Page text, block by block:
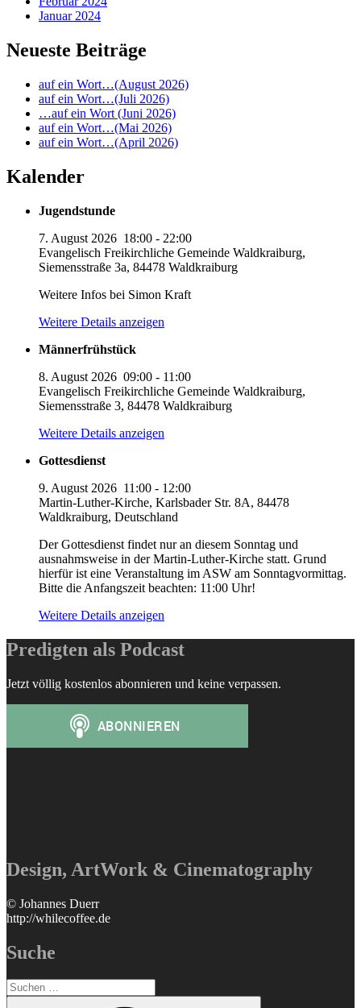
Januar 2024
Neueste Beiträge
auf ein Wort…(August 2026)
auf ein Wort…(Juli 2026)
…auf ein Wort (Juni 2026)
auf ein Wort…(Mai 2026)
auf ein Wort…(April 2026)
Kalender
Jugendstunde
7. August 2026 18:00 - 22:00
Evangelisch Freikirchliche Gemeinde Waldkraiburg,
Siemensstraße 3a, 84478 Waldkraiburg
Weitere Infos bei Simon Kraft
Weitere Details anzeigen
Männerfrühstück
8. August 2026 09:00 - 11:00
Evangelisch Freikirchliche Gemeinde Waldkraiburg,
Siemensstraße 3, 84478 Waldkraiburg
Weitere Details anzeigen
Gottesdienst
9. August 2026 11:00 - 12:00
Martin-Luther-Kirche, Karlsbader Str. 8A, 84478
Waldkraiburg, Deutschland
Der Gottesdienst findet nur an diesem Sonntag und
ausnahmsweise in der Martin-Luther-Kirche statt. Grund
hierfür ist eine Veranstaltung im ASW am Sonntagvormittag.
Bitte die Anfangszeit beachten: 11:00 Uhr!
Weitere Details anzeigen
Predigten als Podcast
Jetzt völlig kostenlos abonnieren und keine verpassen.
Design, ArtWork & Cinematography
© Johannes Duerr
http://whilecoffee.de
Suche
Suchen
nach: